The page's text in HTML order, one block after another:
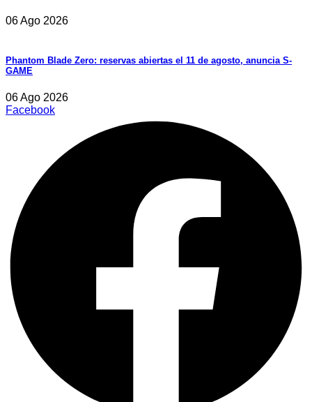
06 Ago 2026
Phantom Blade Zero: reservas abiertas el 11 de agosto, anuncia S-
GAME
06 Ago 2026
Facebook